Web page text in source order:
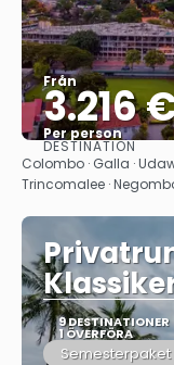
Från
3.216
Per person
DESTINATION
Colombo · Galla ·
Trincomalee ·
9 DESTINATIONER
1 ÖVERFÖRA
Semesterpaket